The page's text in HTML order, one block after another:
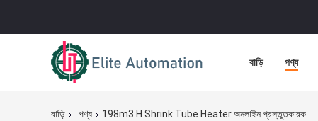
বাড়ি পণ্য
বাড়ি পণ্য 198m3 H Shrink Tube Heater অনলাইন প্রস্তুতকারক